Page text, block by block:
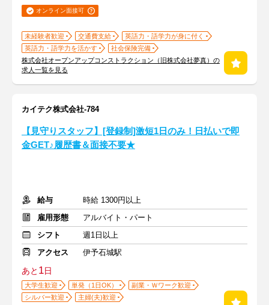
オンライン面接可
未経験者歓迎 交通費支給
英語力・語学力が身に付く
英語力・語学力を活かす
社会保険完備
株式会社オープンアップコンストラクション（旧株式会社夢真）の
求人一覧を見る
カイテク株式会社-784
【見守りスタッフ】[登録制]激短1日のみ！日払いで即
金GET♪履歴書＆面接不要★
給与
時給 1300円以上
雇用形態
アルバイト・パート
シフト
週1日以上
アクセス
伊予石城駅
あと 1日
大学生歓迎 単発（1日OK）
副業・Ｗワーク歓迎
シルバー歓迎
主婦(夫)歓迎